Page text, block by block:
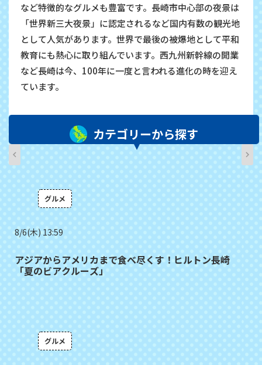
など特徴的なグルメも豊富です。長崎市中心部の夜景は
「世界新三大夜景」に認定されるなど国内有数の観光地
として人気があります。世界で最後の被爆地として平和
教育にも熱心に取り組んでいます。西九州新幹線の開業
など長崎は今、100年に一度と言われる進化の時を迎え
ています。
カテゴリーから探す
グルメ
8/6(木) 13:59
アジアからアメリカまで食べ尽くす！ヒルトン長崎
「夏のビアクルーズ」
グルメ